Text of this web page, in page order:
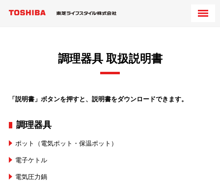
調理器具 取扱説明書
「説明書」ボタンを押すと、説明書をダウンロードできます。
調理器具
ポット（電気ポット・保温ポット）
電子ケトル
電気圧力鍋